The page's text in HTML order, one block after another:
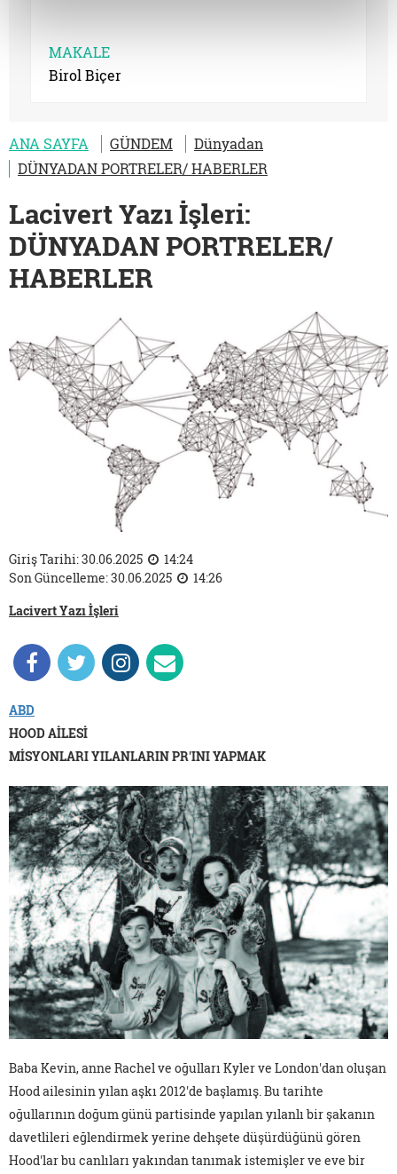
MAKALE
Birol Biçer
ANA SAYFA GÜNDEM
Dünyadan
DÜNYADAN PORTRELER/ HABERLER
Lacivert Yazı İşleri:
DÜNYADAN PORTRELER/
HABERLER
Giriş Tarihi: 30.06.2025
14:24
Son Güncelleme: 30.06.2025
14:26
Lacivert Yazı İşleri
ABD
HOOD AİLESİ
MİSYONLARI YILANLARIN PR'INI YAPMAK
Baba Kevin, anne Rachel ve oğulları Kyler ve London'dan oluşan
Hood ailesinin yılan aşkı 2012'de başlamış. Bu tarihte
oğullarının doğum günü partisinde yapılan yılanlı bir şakanın
davetlileri eğlendirmek yerine dehşete düşürdüğünü gören
Hood'lar bu canlıları yakından tanımak istemişler ve eve bir